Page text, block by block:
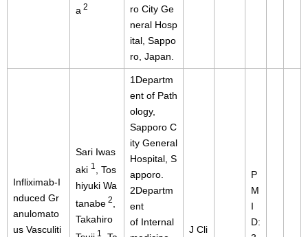
a 2
ro City Ge
neral Hosp
ital, Sappo
ro, Japan.
Infliximab-I
nduced Gr
anulomato
us Vasculiti
Sari Iwas
aki 1
, Tos
hiyuki Wa
tanabe 2
Takahiro
1
1Departm
ent of Path
ology,
Sapporo C
ity General
Hospital, S
apporo.
2Departm
ent
of Internal
J Cli
P
M
I
D: